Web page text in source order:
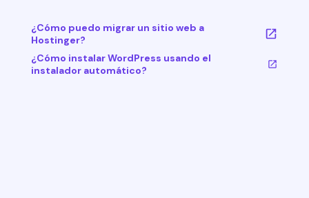
¿Cómo puedo migrar un sitio web a
Hostinger?
¿Cómo instalar WordPress usando el
instalador automático?